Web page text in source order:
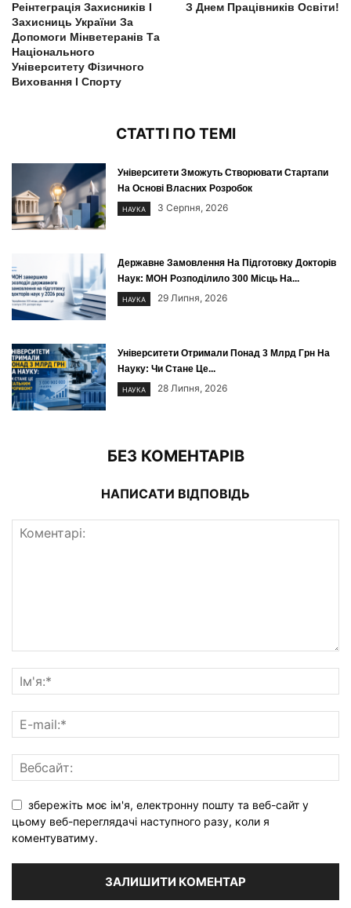
Реінтеграція Захисників І
Захисниць України За
Допомоги Мінветеранів Та
Національного
Університету Фізичного
Виховання І Спорту
З Днем Працівників Освіти!
СТАТТІ ПО ТЕМІ
Університети Зможуть Створювати Стартапи
На Основі Власних Розробок
НАУКА 3 Серпня, 2026
Державне Замовлення На Підготовку Докторів
Наук: МОН Розподілило 300 Місць На...
НАУКА 29 Липня, 2026
Університети Отримали Понад 3 Млрд Грн На
Науку: Чи Стане Це...
НАУКА 28 Липня, 2026
БЕЗ КОМЕНТАРІВ
НАПИСАТИ ВІДПОВІДЬ
збережіть моє ім'я, електронну пошту та веб-сайт у
цьому веб-переглядачі наступного разу, коли я
коментуватиму.